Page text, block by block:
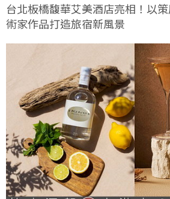
台北板橋馥華艾美酒店亮相！以
術家作品打造旅宿新風景